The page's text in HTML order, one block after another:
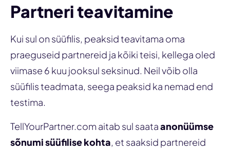
Partneri teavitamine
Kui sul on süüfilis, peaksid teavitama oma
praeguseid partnereid ja kõiki teisi, kellega oled
viimase 6 kuu jooksul seksinud. Neil võib olla
süüfilis teadmata, seega peaksid ka nemad end
testima.
TellYourPartner.com aitab sul saataanonüümse
sõnumi süüfilise kohta, et saaksid partnereid